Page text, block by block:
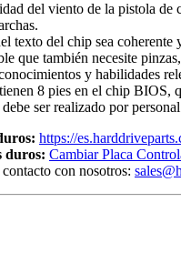
del viento de la pistola
texto del chip sea coherente
que también necesite
y habilidades
8 pies en el chip BIOS,
ser realizado por
https://
duros: Cambiar Placa
con nosotros: